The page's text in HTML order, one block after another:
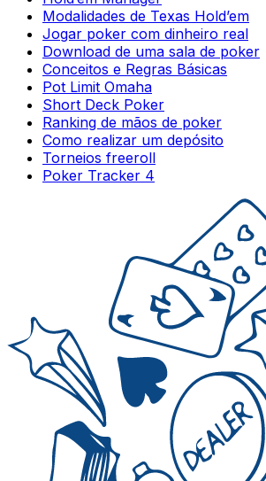
Modalidades de Texas Hold’em
Jogar poker com dinheiro real
Download de uma sala de poker
Conceitos e Regras Básicas
Pot Limit Omaha
Short Deck Poker
Ranking de mãos de poker
Como realizar um depósito
Torneios freeroll
Poker Tracker 4